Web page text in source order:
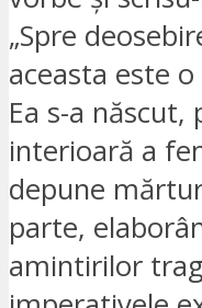
„Spre
aceasta este
Ea s-a
interioară a
depune
parte,
amintirilor